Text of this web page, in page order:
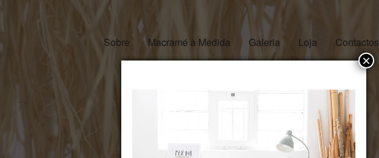
Sobre Macramé à Medida Galeria Loja Contactos
×